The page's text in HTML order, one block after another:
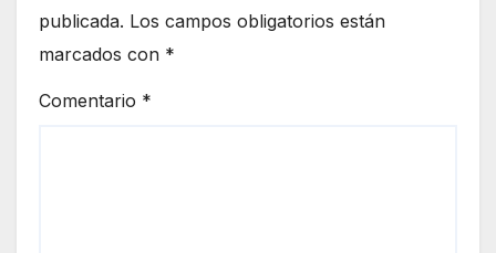
publicada. Los campos obligatorios están
marcados con *
Comentario *